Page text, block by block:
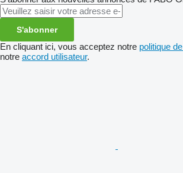
S'abonner
En cliquant ici, vous acceptez notre politique
notre accord utilisateur.